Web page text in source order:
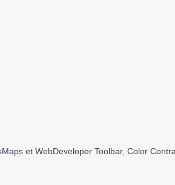
et WebDeveloper Toolbar, Color